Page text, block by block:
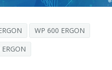
PET/ rPET
WP 600 ERGON